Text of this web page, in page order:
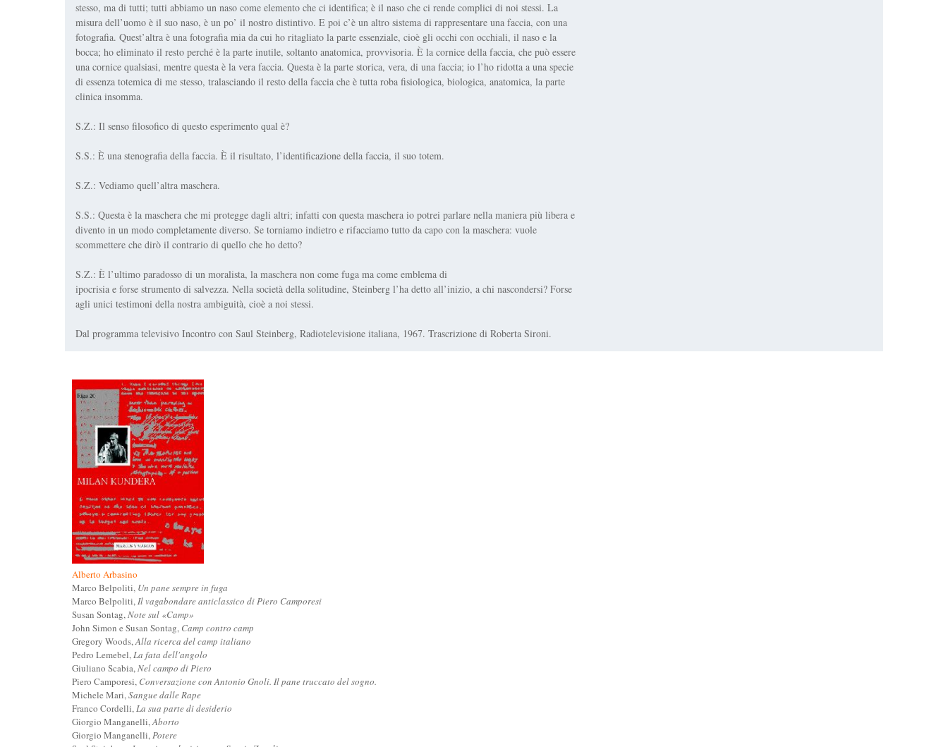
stesso, ma di tutti; tutti abbiamo un naso come elemento che ci identifica; è il naso che ci rende complici di noi stessi. La
misura dell’uomo è il suo naso, è un po’ il nostro distintivo. E poi c’è un altro sistema di rappresentare una faccia, con una
fotografia. Quest’altra è una fotografia mia da cui ho ritagliato la parte essenziale, cioè gli occhi con occhiali, il naso e la
bocca; ho eliminato il resto perché è la parte inutile, soltanto anatomica, provvisoria. È la cornice della faccia, che può essere
una cornice qualsiasi, mentre questa è la vera faccia. Questa è la parte storica, vera, di una faccia; io l’ho ridotta a una specie
di essenza totemica di me stesso, tralasciando il resto della faccia che è tutta roba fisiologica, biologica, anatomica, la parte
clinica insomma.
S.Z.: Il senso filosofico di questo esperimento qual è?
S.S.: È una stenografia della faccia. È il risultato, l’identificazione della faccia, il suo totem.
S.Z.: Vediamo quell’altra maschera.
S.S.: Questa è la maschera che mi protegge dagli altri; infatti con questa maschera io potrei parlare nella maniera più libera e
divento in un modo completamente diverso. Se torniamo indietro e rifacciamo tutto da capo con la maschera: vuole
scommettere che dirò il contrario di quello che ho detto?
S.Z.: È l’ultimo paradosso di un moralista, la maschera non come fuga ma come emblema di
ipocrisia e forse strumento di salvezza. Nella società della solitudine, Steinberg l’ha detto all’inizio, a chi nascondersi? Forse
agli unici testimoni della nostra ambiguità, cioè a noi stessi.
Dal programma televisivo Incontro con Saul Steinberg, Radiotelevisione italiana, 1967. Trascrizione di Roberta Sironi.
Alberto Arbasino
Marco Belpoliti, Un pane sempre in fuga
Marco Belpoliti,Il vagabondare anticlassico di Piero Camporesi
Susan Sontag,Note sul «Camp»
John Simon e Susan Sontag, Camp contro camp
Gregory Woods,Alla ricerca del camp italiano
Pedro Lemebel,La fata dell'angolo
Giuliano Scabia,Nel campo di Piero
Piero Camporesi, Conversazione con Antonio Gnoli. Il pane truccato del sogno.
Michele Mari,Sangue dalle Rape
Franco Cordelli,La sua parte di desiderio
Giorgio Manganelli,Aborto
Giorgio Manganelli,Potere